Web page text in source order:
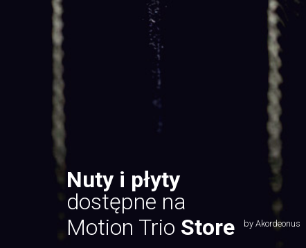
Nuty i płyty
dostępne na
Motion Trio Store by Akordeonus